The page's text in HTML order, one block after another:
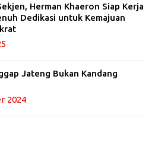
Herman Khaeron Siap Kerja
Dedikasi untuk Kemajuan
Jateng Bukan Kandang
2024